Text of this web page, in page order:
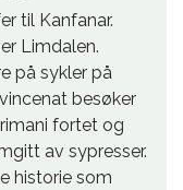
til Kanfanar.
Limdalen.
på sykler på
besøker
fortet og
av sypresser.
historie som